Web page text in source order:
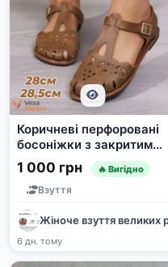
Коричневі перфоровані
босоніжки з закритими
носками 28см та 28,5см
1 000 грн 🔥 Вигідно
Взуття
Жіноче взуття великих
6 дн. тому